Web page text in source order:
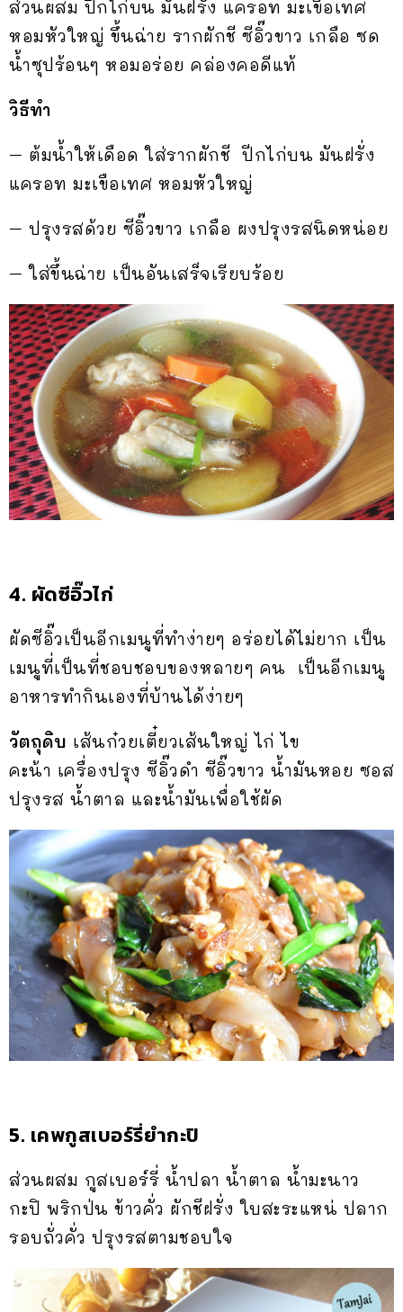
ส่วนผสม ปีกไก่บน มันฝรั่ง แครอท มะเขือเทศ
หอมหัวใหญ่ ขึ้นฉ่าย รากผักชี ซีอิ๊วขาว เกลือ ซด
น้ำซุปร้อนๆ หอมอร่อย คล่องคอดีแท้
วิธีทำ
– ต้มน้ำให้เดือด ใส่รากผักชี ปีกไก่บน มันฝรั่ง
แครอท มะเขือเทศ หอมหัวใหญ่
– ปรุงรสด้วย ซีอิ๊วขาว เกลือ ผงปรุงรสนิดหน่อย
– ใส่ขึ้นฉ่าย เป็นอันเสร็จเรียบร้อย
4. ผัดซีอิ๊วไก่
ผัดซีอิ๊วเป็นอีกเมนูที่ทำง่ายๆ อร่อยได้ไม่ยาก เป็น
เมนูที่เป็นที่ชอบชอบของหลายๆ คน เป็นอีกเมนู
อาหารทำกินเองที่บ้านได้ง่ายๆ
วัตถุดิบ เส้นก๋วยเตี๋ยวเส้นใหญ่ ไก่ ไข
คะน้า เครื่องปรุง ซีอิ๊วดำ ซีอิ๊วขาว น้ำมันหอย ซอส
ปรุงรส น้ำตาล และน้ำมันเพื่อใช้ผัด
5. เคพกูสเบอร์รี่ยำกะปิ
ส่วนผสม กูสเบอร์รี่ น้ำปลา น้ำตาล น้ำมะนาว
กะปิ พริกป่น ข้าวคั่ว ผักชีฝรั่ง ใบสะระแหน่ ปลาก
รอบถั่วคั่ว ปรุงรสตามชอบใจ